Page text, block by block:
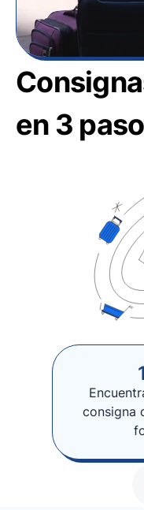
en 3
consigna